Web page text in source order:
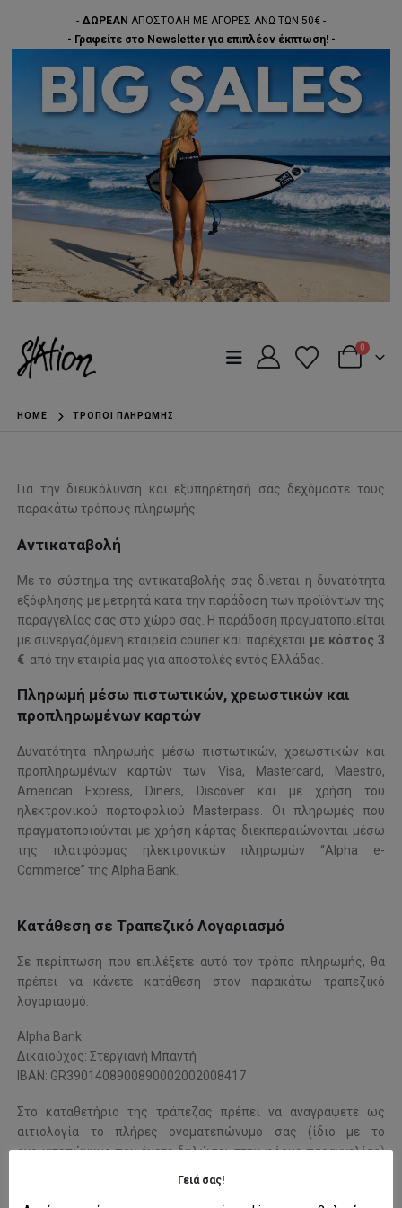
- ΔΩΡΕΑΝ ΑΠΟΣΤΟΛΗ ΜΕ ΑΓΟΡΕΣ ΑΝΩ ΤΩΝ 50€ -
- Γραφείτε στο Newsletter για επιπλέον έκπτωση! -
0
HOME ΤΡΌΠΟΙ ΠΛΗΡΩΜΉΣ
Για την διευκόλυνση και εξυπηρέτησή σας δεχόμαστε τους
παρακάτω τρόπους πληρωμής:
Αντικαταβολή
Με το σύστημα της αντικαταβολής σας δίνεται η δυνατότητα
εξόφλησης με μετρητά κατά την παράδοση των προϊόντων της
παραγγελίας σας στο χώρο σας. Η παράδοση πραγματοποιείται
με συνεργαζόμενη εταιρεία courier και παρέχεται με κόστος 3
€ από την εταιρία μας για αποστολές εντός Ελλάδας.
Πληρωμή μέσω πιστωτικών, χρεωστικών και
προπληρωμένων καρτών
Δυνατότητα πληρωμής μέσω πιστωτικών, χρεωστικών και
προπληρωμένων καρτών των Visa, Mastercard, Maestro,
American Express, Diners, Discover και με χρήση του
ηλεκτρονικού πορτοφολιού Masterpass. Οι πληρωμές που
πραγματοποιούνται με χρήση κάρτας διεκπεραιώνονται μέσω
της πλατφόρμας ηλεκτρονικών πληρωμών “Alpha e-
Commerce” της Alpha Bank.
Κατάθεση σε Τραπεζικό Λογαριασμό
Σε περίπτωση που επιλέξετε αυτό τον τρόπο πληρωμής, θα
πρέπει να κάνετε κατάθεση στον παρακάτω τραπεζικό
λογαριασμό:
Alpha Bank
Δικαιούχος: Στεργιανή Μπαντή
ΙΒΑΝ: GR3901408900890002002008417
Στο καταθετήριο της τράπεζας πρέπει να αναγράψετε ως
αιτιολογία το πλήρες ονοματεπώνυμο σας (ίδιο με το
ονοματεπώνυμο που έχετε δηλώσει στην φόρμα παραγγελίας)
και τον κωδικό παραγγελίας. Για την ταχύτερη εκτέλεση της
παραγγελίας σας μπορείτε να μας στείλετε την απόδειξη
Γειά σας!